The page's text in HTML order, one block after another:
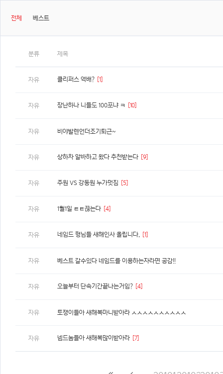
전체 베스트
분류 제목
자유 클리퍼스 역배? [1]
자유 장난하나 니들도 100포냐 ㅋ [10]
자유 비야발렌언더조기퇴근~
자유 상하차 알바하고 왔다 추천받는다 [9]
자유 주원 VS 강동원 누가멋짐 [5]
자유 1월1일 ㅌㅌ끊는다 [4]
자유 네임드 형님들 새해인사 올립니다. [1]
자유 베스트 갈수있다 네임드를 이용하는자라면 공감!!
자유 오늘부터 단속기간끝나는거임? [4]
자유 토쟁이들아 새해복마니받아라 ㅅㅅㅅㅅㅅㅅㅅㅅㅅㅅ
자유 넴드놈들아 새해복많이받아라 [7]